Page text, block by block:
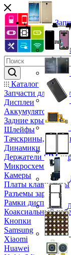
Каталог
Запчасти для
Дисплеи
Аккумуляторы
Задние крышки
Шлейфы
Тачскрины,
Динамики
Держатели SIM-
Микросхемы
Камеры
Платы клавиатуры
Разъемы зарядки
Рамки дисплея
Коаксиальный
Кнопки
Samsung
Xiaomi
Huawei